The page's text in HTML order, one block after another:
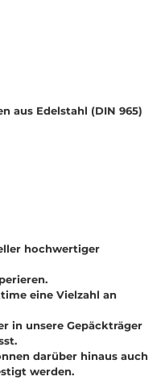
aus Edelstahl (DIN 965)
hochwertiger
eine Vielzahl an
in unsere Gepäckträger
darüber hinaus auch
werden.